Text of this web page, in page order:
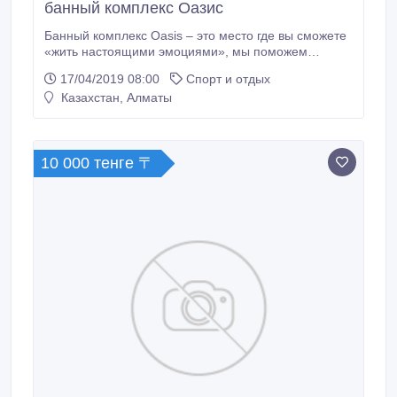
банный комплекс Оазис
Банный комплекс Oasis – это место где вы сможете
«жить настоящими эмоциями», мы поможем
накопленный стресс в городской среде, вы
отдохнете каждой частичкой своей кожи. Для этого у
процедуры, но так же мы не забыли и о вашем
желудке, мы накормим вас вкусным мясом, а если
хотите что-то по легче, то мы обязательно сделаем
17/04/2019 08:00
Спорт и отдых
Казахстан, Алматы
10 000 тенге 〒